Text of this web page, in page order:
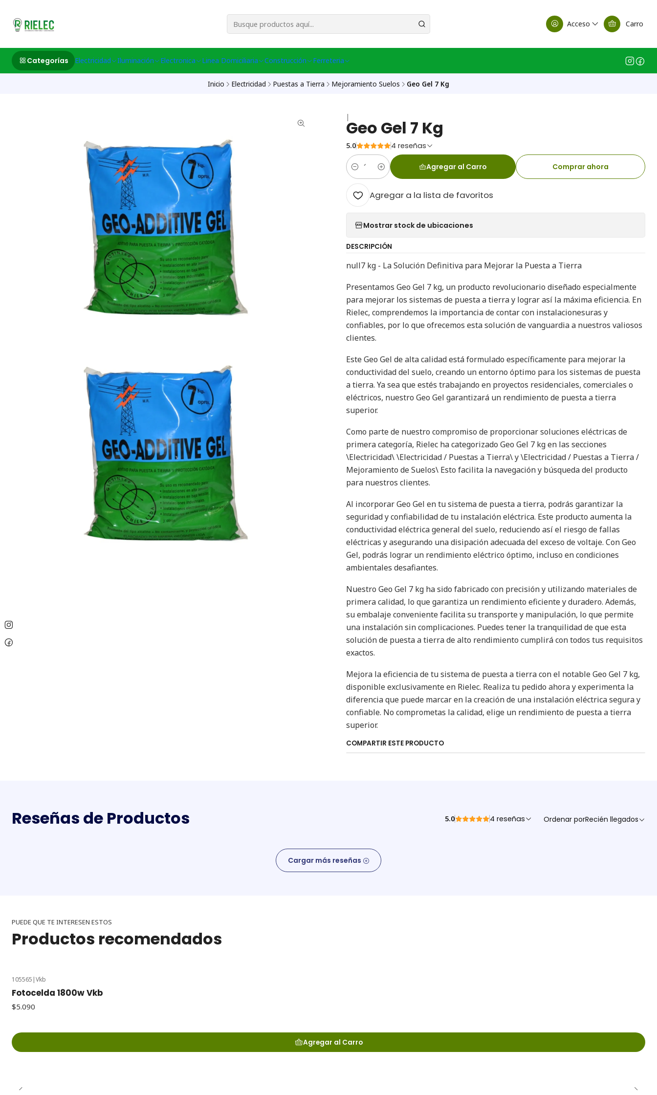
Acceso Carro
Categorías Electricidad Iluminación Electronica Linea Domiciliaria Construcción Ferreteria
Inicio Electricidad Puestas a Tierra Mejoramiento Suelos Geo Gel 7 Kg
|
Geo Gel 7 Kg
5.0 4 reseñas
Cantidad
Agregar al Carro Comprar ahora
Agregar a la lista de favoritos
Mostrar stock de ubicaciones
DESCRIPCIÓN
null7 kg - La Solución Definitiva para Mejorar la Puesta a Tierra
Presentamos Geo Gel 7 kg, un producto revolucionario diseñado especialmente
para mejorar los sistemas de puesta a tierra y lograr así la máxima eficiencia. En
Rielec, comprendemos la importancia de contar con instalacionesuras y
confiables, por lo que ofrecemos esta solución de vanguardia a nuestros valiosos
clientes.
Este Geo Gel de alta calidad está formulado específicamente para mejorar la
conductividad del suelo, creando un entorno óptimo para los sistemas de puesta
a tierra. Ya sea que estés trabajando en proyectos residenciales, comerciales o
eléctricos, nuestro Geo Gel garantizará un rendimiento de puesta a tierra
superior.
Como parte de nuestro compromiso de proporcionar soluciones eléctricas de
primera categoría, Rielec ha categorizado Geo Gel 7 kg en las secciones
\Electricidad\ \Electricidad / Puestas a Tierra\ y \Electricidad / Puestas a Tierra /
Mejoramiento de Suelos\ Esto facilita la navegación y búsqueda del producto
para nuestros clientes.
Al incorporar Geo Gel en tu sistema de puesta a tierra, podrás garantizar la
seguridad y confiabilidad de tu instalación eléctrica. Este producto aumenta la
conductividad eléctrica general del suelo, reduciendo así el riesgo de fallas
eléctricas y asegurando una disipación adecuada del exceso de voltaje. Con Geo
Gel, podrás lograr un rendimiento eléctrico óptimo, incluso en condiciones
ambientales desafiantes.
Nuestro Geo Gel 7 kg ha sido fabricado con precisión y utilizando materiales de
primera calidad, lo que garantiza un rendimiento eficiente y duradero. Además,
su embalaje conveniente facilita su transporte y manipulación, lo que permite
una instalación sin complicaciones. Puedes tener la tranquilidad de que esta
solución de puesta a tierra de alto rendimiento cumplirá con todos tus requisitos
exactos.
Mejora la eficiencia de tu sistema de puesta a tierra con el notable Geo Gel 7 kg,
disponible exclusivamente en Rielec. Realiza tu pedido ahora y experimenta la
diferencia que puede marcar en la creación de una instalación eléctrica segura y
confiable. No comprometas la calidad, elige un rendimiento de puesta a tierra
superior.
COMPARTIR ESTE PRODUCTO
Reseñas de Productos 5.0 4 reseñas Ordenar porRecién llegados
Cargar más reseñas
PUEDE QUE TE INTERESEN ESTOS
Productos recomendados
105565 |Vkb
Fotocelda 1800w Vkb
$5.090
Agregar al Carro